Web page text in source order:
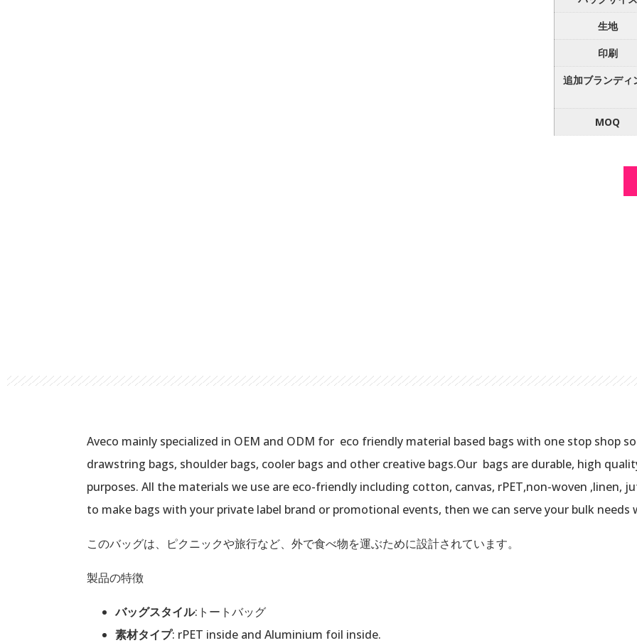
生地
印刷
追加ブランディ
MOQ
Aveco mainly specialized in OEM and ODM for eco friendly material based bags with one stop shop
drawstring bags, shoulder bags, cooler bags and other creative bags.Our bags are durable, high
purposes. All the materials we use are eco-friendly including cotton, canvas, rPET,non-woven ,linen,
to make bags with your private label brand or promotional events, then we can serve your bulk
このバッグは、ピクニックや旅行など、外で食べ物を運ぶために設計されています。
製品の特徴
バッグスタイル:トートバッグ
素材タイプ: rPET inside and Aluminium foil inside.